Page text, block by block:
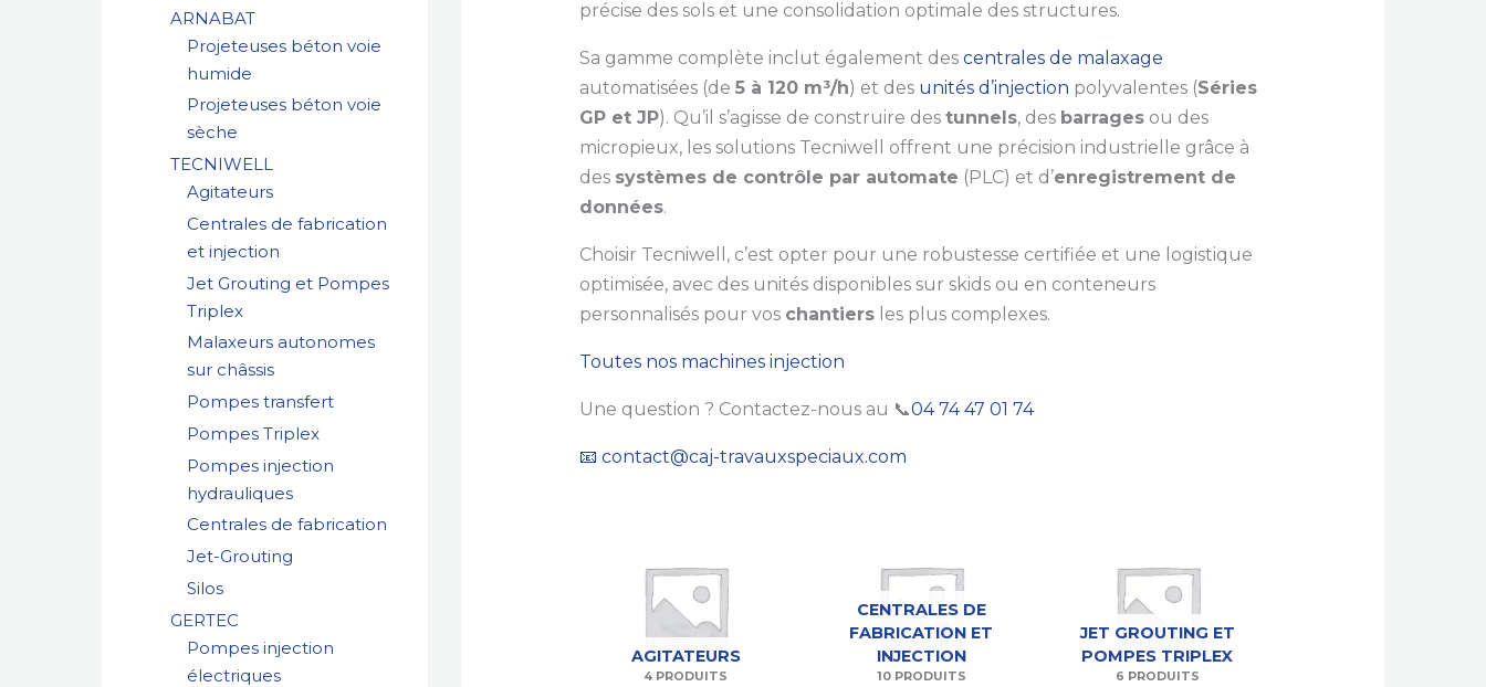
ARNABAT
Projeteuses béton voie
humide
Projeteuses béton voie
sèche
TECNIWELL
Agitateurs
Centrales de fabrication
et injection
Jet Grouting et Pompes
Triplex
Malaxeurs autonomes
sur châssis
Pompes transfert
Pompes Triplex
Pompes injection
hydrauliques
Centrales de fabrication
Jet-Grouting
Silos
GERTEC
Pompes injection
électriques
précise des sols et une consolidation optimale des structures.
Sa gamme complète inclut également des centrales de malaxage
automatisées (de 5 à 120 m³/h) et des unités d’injection polyvalentes (Séries
GP et JP). Qu’il s’agisse de construire des tunnels, des barragesou des
micropieux, les solutions Tecniwell offrent une précision industrielle grâce à
des systèmes de contrôle par automate (PLC) et d’enregistrement de
données.
Choisir Tecniwell, c’est opter pour une robustesse certifiée et une logistique
optimisée, avec des unités disponibles sur skids ou en conteneurs
personnalisés pour vos chantiersles plus complexes.
Toutes nos machines injection
Une question ? Contactez-nous au 📞04 74 47 01 74
📧 contact@caj-travauxspeciaux.com
AGITATEURS
4 PRODUITS
CENTRALES DE
FABRICATION ET
INJECTION
10 PRODUITS
JET GROUTING ET
POMPES TRIPLEX
6 PRODUITS